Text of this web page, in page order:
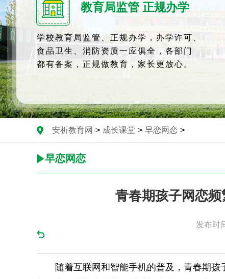
教育局监管 正规办学
学校教育局监管、正规办学，办学许可、
食品卫生、消防资质一应俱全，各部门
都有备案，正规做教育，家长更放心。
安析教育网 > 成长课堂 > 早恋网恋 >
早恋网恋
青春期孩子网恋
发布时
随着互联网和智能手机的普及，青春期